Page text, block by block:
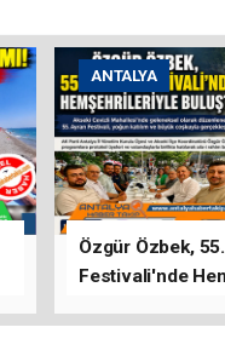
ANTALYA
Özgür Özbek,
Festivali'nde